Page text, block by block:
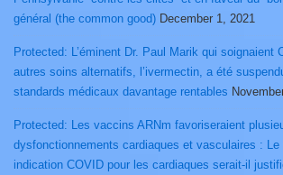
général (the common good) December 1, 2021
Protected: L’éminent Dr. Paul Marik qui soignaient
autres soins alternatifs, l’ivermectin, a été
standards médicaux davantage rentables
Protected: Les vaccins ARNm favoriseraient
dysfonctionnements cardiaques et vasculaires :
indication COVID pour les cardiaques serait-il